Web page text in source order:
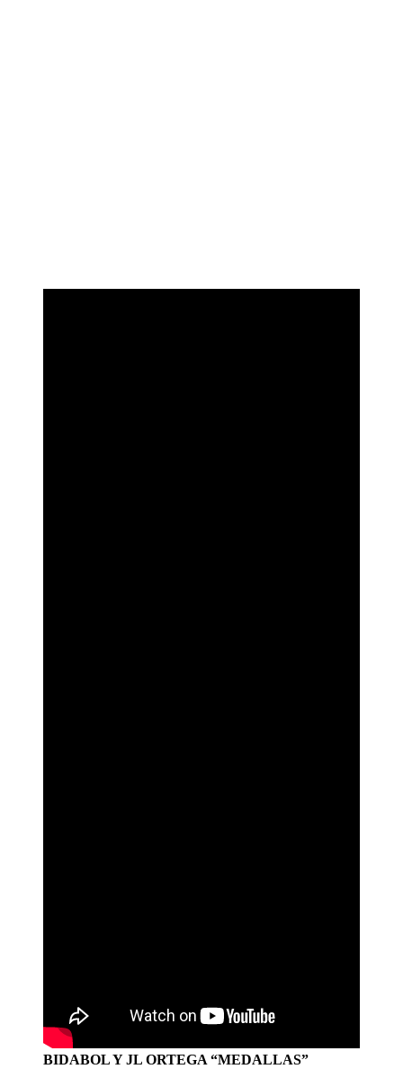
BIDABOL Y JL ORTEGA “MEDALLAS”